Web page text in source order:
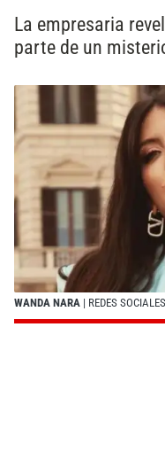
La empresaria
parte de un
WANDA NARA | REDES SOCIALES